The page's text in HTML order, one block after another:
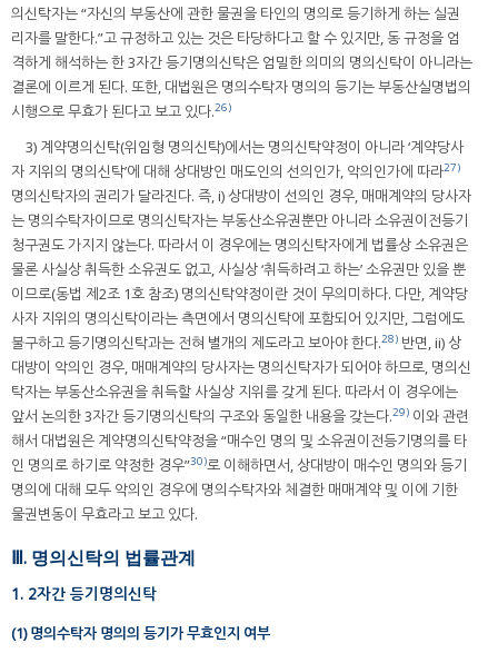
의신탁자는 “자신의 부동산에 관한 물권을 타인의 명의로 등기하게 하는 실권
리자를 말한다.”고 규정하고 있는 것은 타당하다고 할 수 있지만, 동 규정을 엄
격하게 해석하는 한 3자간 등기명의신탁은 엄밀한 의미의 명의신탁이 아니라는
결론에 이르게 된다. 또한, 대법원은 명의수탁자 명의의 등기는 부동산실명법의
시행으로 무효가 된다고 보고 있다.26)
3) 계약명의신탁(위임형 명의신탁)에서는 명의신탁약정이 아니라 ‘계약당사
자 지위의 명의신탁’에 대해 상대방인 매도인의 선의인가, 악의인가에 따라27)
명의신탁자의 권리가 달라진다. 즉, i) 상대방이 선의인 경우, 매매계약의 당사자
는 명의수탁자이므로 명의신탁자는 부동산소유권뿐만 아니라 소유권이전등기
청구권도 가지지 않는다. 따라서 이 경우에는 명의신탁자에게 법률상 소유권은
물론 사실상 취득한 소유권도 없고, 사실상 ‘취득하려고 하는’ 소유권만 있을 뿐
이므로(동법 제2조 1호 참조) 명의신탁약정이란 것이 무의미하다. 다만, 계약당
사자 지위의 명의신탁이라는 측면에서 명의신탁에 포함되어 있지만, 그럼에도
불구하고 등기명의신탁과는 전혀 별개의 제도라고 보아야 한다.28) 반면, ii) 상
대방이 악의인 경우, 매매계약의 당사자는 명의신탁자가 되어야 하므로, 명의신
탁자는 부동산소유권을 취득할 사실상 지위를 갖게 된다. 따라서 이 경우에는
앞서 논의한 3자간 등기명의신탁의 구조와 동일한 내용을 갖는다.29) 이와 관련
해서 대법원은 계약명의신탁약정을 “매수인 명의 및 소유권이전등기명의를 타
인 명의로 하기로 약정한 경우”30)로 이해하면서, 상대방이 매수인 명의와 등기
명의에 대해 모두 악의인 경우에 명의수탁자와 체결한 매매계약 및 이에 기한
물권변동이 무효라고 보고 있다.
Ⅲ. 명의신탁의 법률관계
1. 2자간 등기명의신탁
(1) 명의수탁자 명의의 등기가 무효인지 여부